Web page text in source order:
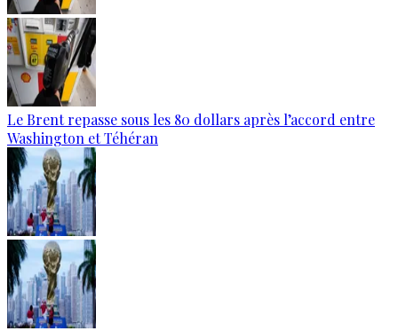
Le Brent repasse sous les 80 dollars après l’accord entre
Washington et Téhéran